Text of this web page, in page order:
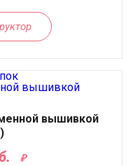
вышивкой